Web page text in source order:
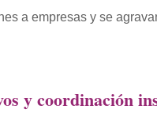
a empresas y se
y coordinación